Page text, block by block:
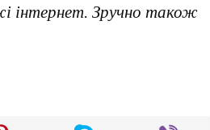
інтернет. Зручно також